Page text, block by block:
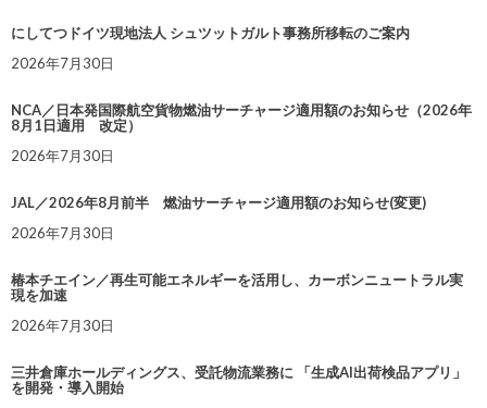
にしてつドイツ現地法人 シュツットガルト事務所移転のご案内
2026年7月30日
NCA／日本発国際航空貨物燃油サーチャージ適用額のお知らせ（2026年
8月1日適用 改定）
2026年7月30日
JAL／2026年8月前半 燃油サーチャージ適用額のお知らせ(変更)
2026年7月30日
椿本チエイン／再生可能エネルギーを活用し、カーボンニュートラル実
現を加速
2026年7月30日
三井倉庫ホールディングス、受託物流業務に 「生成AI出荷検品アプリ」
を開発・導入開始